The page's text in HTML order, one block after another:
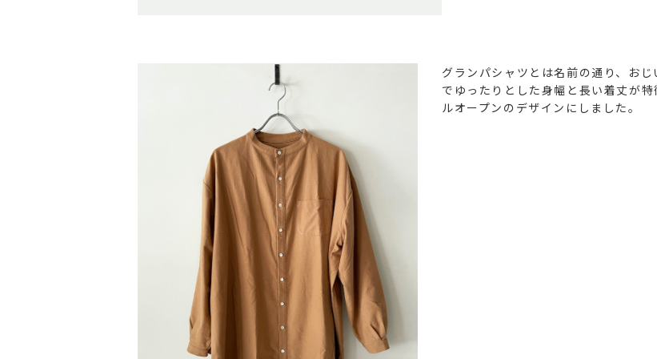
グランパシャツとは名前の通り、お
でゆったりとした身幅と長い着丈が特
ルオープンのデザインにしました。